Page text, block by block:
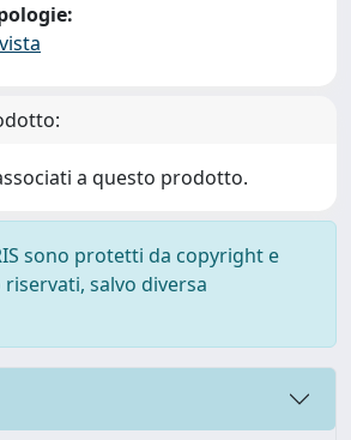
a questo prodotto.
sono protetti da copyright e
salvo diversa